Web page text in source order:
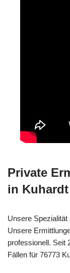
Private
in Kuhardt
Unsere Spezialität
Unsere
professionell. Seit
Fällen für 76773